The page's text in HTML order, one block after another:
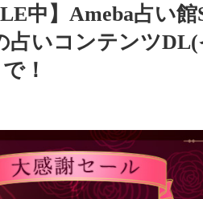
中】Ameba占い
占いコンテンツDL(
！